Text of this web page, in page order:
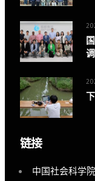
链接
中国社会科学